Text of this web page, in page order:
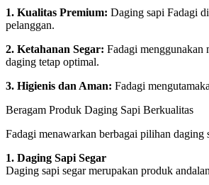
1. Kualitas Premium: Daging sapi Fadagi
pelanggan.
2. Ketahanan Segar: Fadagi menggunakan
daging tetap optimal.
3. Higienis dan Aman: Fadagi
Beragam Produk Daging Sapi Berkualitas
Fadagi menawarkan berbagai pilihan
1. Daging Sapi Segar
Daging sapi segar merupakan produk